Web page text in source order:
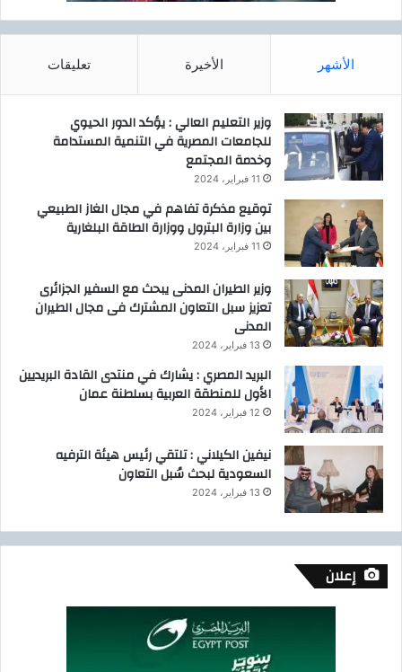
الأشهر الأخيرة تعليقات
وزير التعليم العالي : يؤكد الدور الحيوي
للجامعات المصرية في التنمية المستدامة
وخدمة المجتمع
11 فبراير، 2024
توقيع مذكرة تفاهم في مجال الغاز الطبيعي
بين وزارة البترول ووزارة الطاقة البلغارية
11 فبراير، 2024
وزير الطيران المدنى يبحث مع السفير الجزائرى
تعزيز سبل التعاون المشترك فى مجال الطيران
المدنى
13 فبراير، 2024
البريد المصري : يشارك في منتدى القادة البريديين
الأول للمنطقة العربية بسلطنة عمان
12 فبراير، 2024
نيفين الكيلاني : تلتقي رئيس هيئة الترفيه
السعودية لبحث سُبل التعاون
13 فبراير، 2024
إعلان